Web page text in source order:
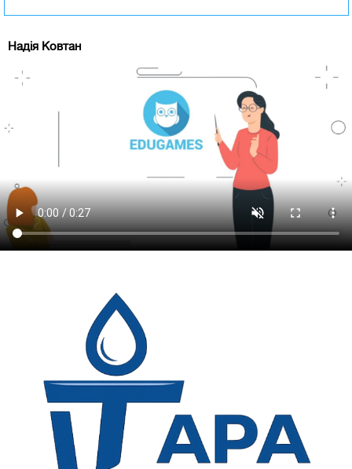
Надія Ковтан